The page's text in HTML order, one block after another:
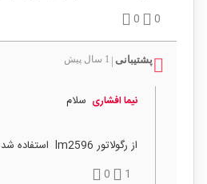
0
0
پشتیبانی | 1 سال پیش
نیما افشاری سلام
از رگولاتور lm2596 استفاده شده است
1
0